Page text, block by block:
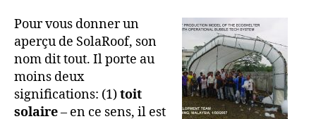
Pour vous donner un
aperçu de SolaRoof, son
nom dit tout. Il porte au
moins deux
significations: (1)toit
solaire– en ce sens, il est